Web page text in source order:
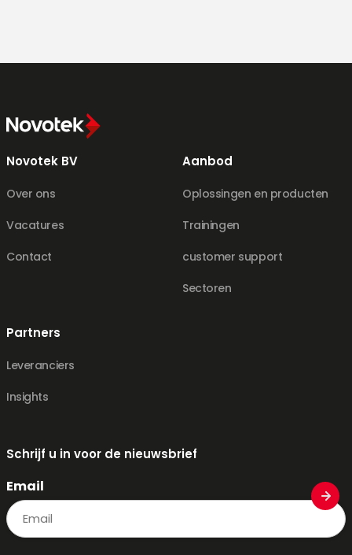
Novotek BV
Over ons
Vacatures
Contact
Aanbod
Oplossingen en producten
Trainingen
customer support
Sectoren
Partners
Leveranciers
Insights
Schrijf u in voor de nieuwsbrief
Email